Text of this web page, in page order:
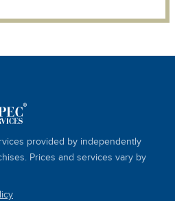
provided by independently
Prices and services vary by